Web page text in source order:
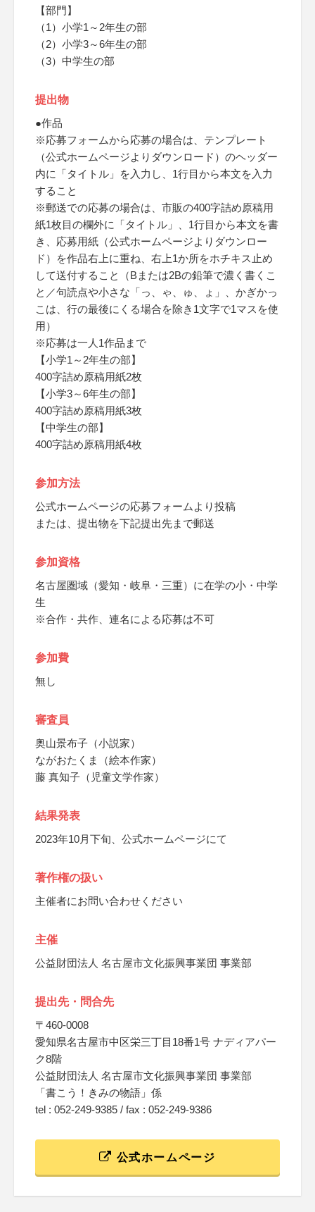
【部門】
（1）小学1～2年生の部
（2）小学3～6年生の部
（3）中学生の部
提出物
●作品
※応募フォームから応募の場合は、テンプレート
（公式ホームページよりダウンロード）のヘッダー
内に「タイトル」を入力し、1行目から本文を入力
すること
※郵送での応募の場合は、市販の400字詰め原稿用
紙1枚目の欄外に「タイトル」、1行目から本文を書
き、応募用紙（公式ホームページよりダウンロー
ド）を作品右上に重ね、右上1か所をホチキス止め
して送付すること（Bまたは2Bの鉛筆で濃く書くこ
と／句読点や小さな「っ、ゃ、ゅ、ょ」、かぎかっ
こは、行の最後にくる場合を除き1文字で1マスを使
用）
※応募は一人1作品まで
【小学1～2年生の部】
400字詰め原稿用紙2枚
【小学3～6年生の部】
400字詰め原稿用紙3枚
【中学生の部】
400字詰め原稿用紙4枚
参加方法
公式ホームページの応募フォームより投稿
または、提出物を下記提出先まで郵送
参加資格
名古屋圏域（愛知・岐阜・三重）に在学の小・中学
生
※合作・共作、連名による応募は不可
参加費
無し
審査員
奥山景布子（小説家）
ながおたくま（絵本作家）
藤 真知子（児童文学作家）
結果発表
2023年10月下旬、公式ホームページにて
著作権の扱い
主催者にお問い合わせください
主催
公益財団法人 名古屋市文化振興事業団 事業部
提出先・問合先
〒460-0008
愛知県名古屋市中区栄三丁目18番1号 ナディアパー
ク8階
公益財団法人 名古屋市文化振興事業団 事業部
「書こう！きみの物語」係
tel : 052-249-9385 / fax : 052-249-9386
公式ホームページ